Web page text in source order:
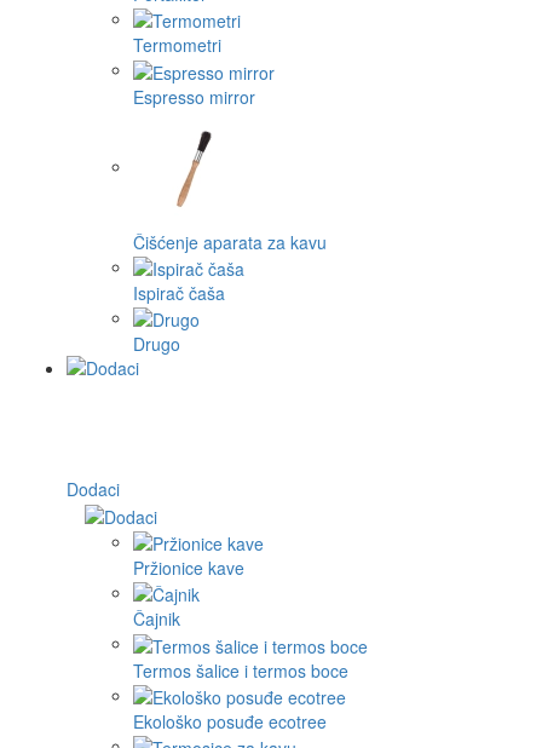
Termometri
Espresso mirror
Čišćenje aparata za kavu
Ispirač čaša
Drugo
Dodaci
Pržionice kave
Čajnik
Termos šalice i termos boce
Ekološko posuđe ecotree